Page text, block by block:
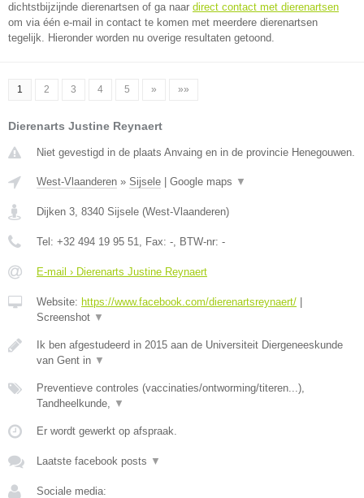
dichtstbijzijnde dierenartsen of ga naar direct contact met dierenartsen
om via één e-mail in contact te komen met meerdere dierenartsen
tegelijk. Hieronder worden nu overige resultaten getoond.
1 2 3 4 5 » »»
Dierenarts Justine Reynaert
Niet gevestigd in de plaats Anvaing en in de provincie Henegouwen.
West-Vlaanderen » Sijsele Google maps ▼
Dijken 3, 8340 Sijsele (West-Vlaanderen)
Tel: +32 494 19 95 51, Fax: -, BTW-nr: -
E-mail › Dierenarts Justine Reynaert
Website: https://www.facebook.com/dierenartsreynaert/
Screenshot ▼
Ik ben afgestudeerd in 2015 aan de Universiteit Diergeneeskunde
van Gent in ▼
Preventieve controles (vaccinaties/ontworming/titeren...),
Tandheelkunde, ▼
Er wordt gewerkt op afspraak.
Laatste facebook posts ▼
Sociale media: